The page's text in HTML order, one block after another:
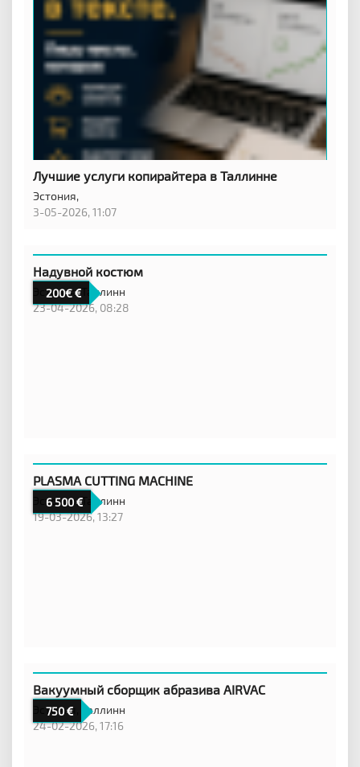
Лучшие услуги копирайтера в Таллинне
Эстония,
3-05-2026, 11:07
200€
Надувной костюм
Эстония, Таллинн
23-04-2026, 08:28
6 500
PLASMA CUTTING MACHINE
Эстония,Таллинн
19-03-2026, 13:27
750
Вакуумный сборщик абразива AIRVAC
Эстония,
Таллинн
24-02-2026, 17:16